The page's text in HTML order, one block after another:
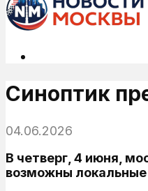
Синоптик
04.06.2026
В четверг, 4 июня,
возможны локальные